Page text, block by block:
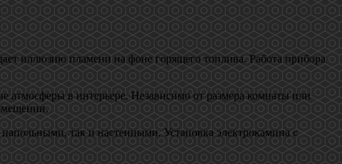
иллюзию пламени на фоне горящего топлива. Работа прибора
атмосферы в интерьере. Независимо от размера комнаты или
так и настенными. Установка электрокамина с